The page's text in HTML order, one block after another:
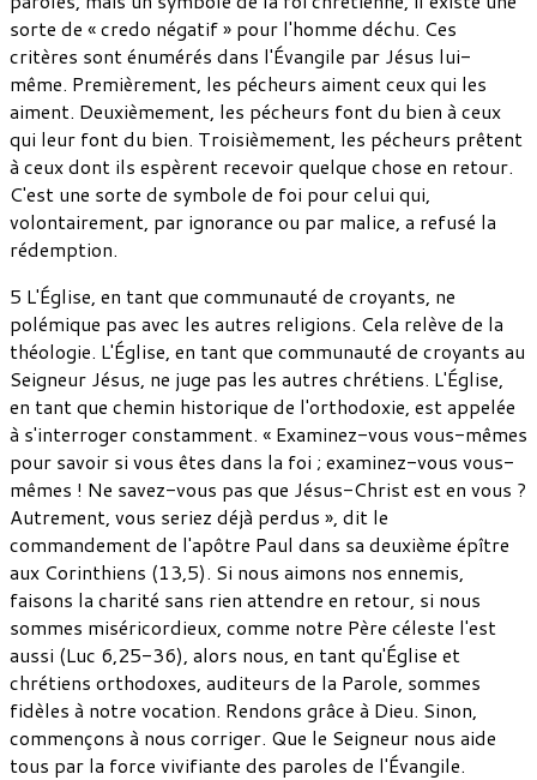
sorte de « credo négatif » pour l'homme déchu. Ces
critères sont énumérés dans l'Évangile par Jésus lui-
même. Premièrement, les pécheurs aiment ceux qui les
aiment. Deuxièmement, les pécheurs font du bien à ceux
qui leur font du bien. Troisièmement, les pécheurs prêtent
à ceux dont ils espèrent recevoir quelque chose en retour.
C'est une sorte de symbole de foi pour celui qui,
volontairement, par ignorance ou par malice, a refusé la
rédemption.
5 L'Église, en tant que communauté de croyants, ne
polémique pas avec les autres religions. Cela relève de la
théologie. L'Église, en tant que communauté de croyants au
Seigneur Jésus, ne juge pas les autres chrétiens. L'Église,
en tant que chemin historique de l'orthodoxie, est appelée
à s'interroger constamment. « Examinez-vous vous-mêmes
pour savoir si vous êtes dans la foi ; examinez-vous vous-
mêmes ! Ne savez-vous pas que Jésus-Christ est en vous ?
Autrement, vous seriez déjà perdus », dit le
commandement de l'apôtre Paul dans sa deuxième épître
aux Corinthiens (13,5). Si nous aimons nos ennemis,
faisons la charité sans rien attendre en retour, si nous
sommes miséricordieux, comme notre Père céleste l'est
aussi (Luc 6,25-36), alors nous, en tant qu'Église et
chrétiens orthodoxes, auditeurs de la Parole, sommes
fidèles à notre vocation. Rendons grâce à Dieu. Sinon,
commençons à nous corriger. Que le Seigneur nous aide
tous par la force vivifiante des paroles de l'Évangile.